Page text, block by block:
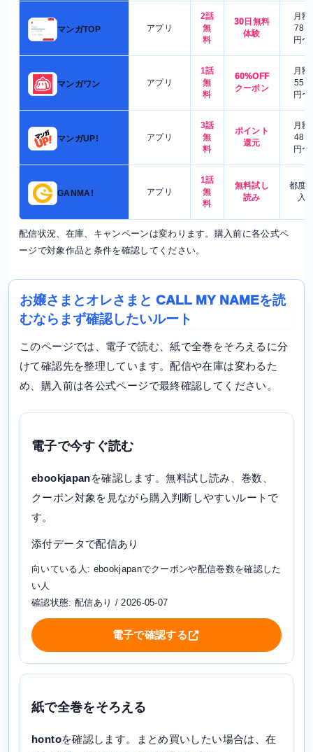
マンガTOP アプリ
2話
無
料
30日無料
体験
月額
780
円〜
マンガワン アプリ
1話
無
料
60%OFF
クーポン
月額
550
円〜
マンガUP! アプリ
3話
無
料
ポイント
還元
月額
480
円〜
GANMA! アプリ
1話
無
料
無料試し
読み
都度
入
配信状況、在庫、キャンペーンは変わります。購入前に各公式ペ
ージで対象作品と条件を確認してください。
お嬢さまとオレさまと CALL MY NAMEを読
むならまず確認したいルート
このページでは、電子で読む、紙で全巻をそろえるに分
けて確認先を整理しています。配信や在庫は変わるた
め、購入前は各公式ページで最終確認してください。
電子で今すぐ読む
ebookjapanを確認します。無料試し読み、巻数、
クーポン対象を見ながら購入判断しやすいルートで
す。
添付データで配信あり
向いている人: ebookjapanでクーポンや配信巻数を確認した
い人
確認状態: 配信あり / 2026-05-07
電子で確認する
紙で全巻をそろえる
hontoを確認します。まとめ買いしたい場合は、在